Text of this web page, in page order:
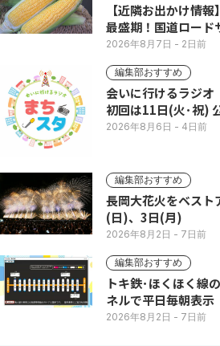
【近隣お出かけ情
最盛期！国道ロード
い列
2026年8月7日 - 2日前
編集部おすすめ
会いに行けるラジオ
初回は11日(火･祝)
2026年8月6日 - 4日前
編集部おすすめ
長岡大花火をベスト
(日)、3日(月)
2026年8月2日 - 7日前
編集部おすすめ
トキ鉄･ほくほく線の運行案内
ネルで平日毎朝表示
2026年8月2日 - 7日前